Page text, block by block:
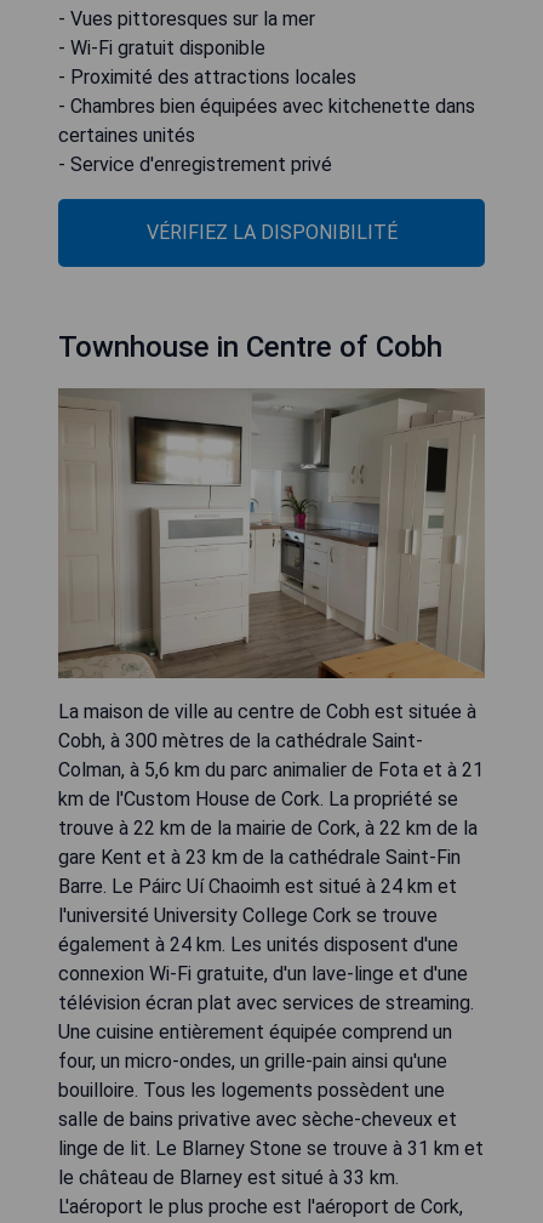
- Vues pittoresques sur la mer
- Wi-Fi gratuit disponible
- Proximité des attractions locales
- Chambres bien équipées avec kitchenette dans
certaines unités
- Service d'enregistrement privé
VÉRIFIEZ LA DISPONIBILITÉ
Townhouse in Centre of Cobh
La maison de ville au centre de Cobh est située à
Cobh, à 300 mètres de la cathédrale Saint-
Colman, à 5,6 km du parc animalier de Fota et à 21
km de l'Custom House de Cork. La propriété se
trouve à 22 km de la mairie de Cork, à 22 km de la
gare Kent et à 23 km de la cathédrale Saint-Fin
Barre. Le Páirc Uí Chaoimh est situé à 24 km et
l'université University College Cork se trouve
également à 24 km. Les unités disposent d'une
connexion Wi-Fi gratuite, d'un lave-linge et d'une
télévision écran plat avec services de streaming.
Une cuisine entièrement équipée comprend un
four, un micro-ondes, un grille-pain ainsi qu'une
bouilloire. Tous les logements possèdent une
salle de bains privative avec sèche-cheveux et
linge de lit. Le Blarney Stone se trouve à 31 km et
le château de Blarney est situé à 33 km.
L'aéroport le plus proche est l'aéroport de Cork,